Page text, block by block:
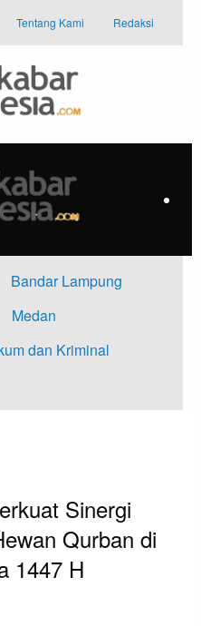
Tentang Kami Redaksi
Bandar Lampung
Medan
dan Kriminal
Sinergi
Qurban di
1447 H